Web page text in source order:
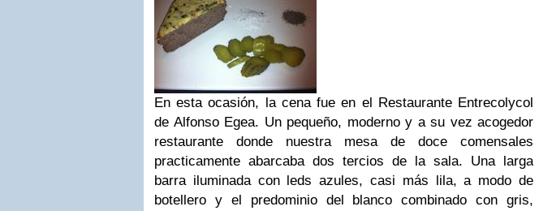
En esta ocasión, la cena fue en el Restaurante Entrecolycol
de Alfonso Egea. Un pequeño, moderno y a su vez acogedor
restaurante donde nuestra mesa de doce comensales
practicamente abarcaba dos tercios de la sala. Una larga
barra iluminada con leds azules, casi más lila, a modo de
botellero y el predominio del blanco combinado con gris,